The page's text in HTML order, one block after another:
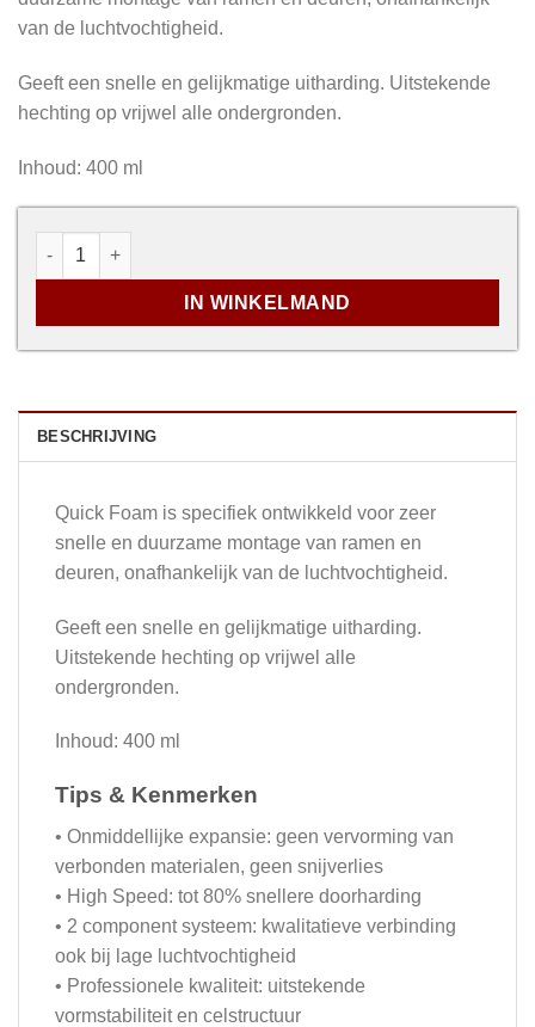
van de luchtvochtigheid.
Geeft een snelle en gelijkmatige uitharding. Uitstekende
hechting op vrijwel alle ondergronden.
Inhoud: 400 ml
Quick Foam Pro aantal
IN WINKELMAND
BESCHRIJVING
Quick Foam is specifiek ontwikkeld voor zeer
snelle en duurzame montage van ramen en
deuren, onafhankelijk van de luchtvochtigheid.
Geeft een snelle en gelijkmatige uitharding.
Uitstekende hechting op vrijwel alle
ondergronden.
Inhoud: 400 ml
Tips & Kenmerken
• Onmiddellijke expansie: geen vervorming van
verbonden materialen, geen snijverlies
• High Speed: tot 80% snellere doorharding
• 2 component systeem: kwalitatieve verbinding
ook bij lage luchtvochtigheid
• Professionele kwaliteit: uitstekende
vormstabiliteit en celstructuur